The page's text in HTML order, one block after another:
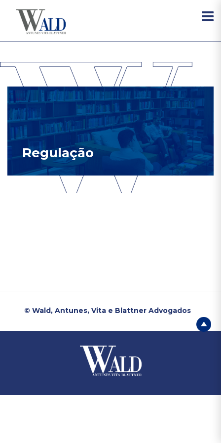
Regulação
© Wald, Antunes, Vita e Blattner Advogados